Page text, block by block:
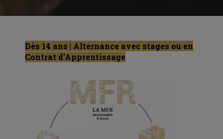
Dès 14 ans | Alternance avec stages ou en
Contrat d'Apprentissage